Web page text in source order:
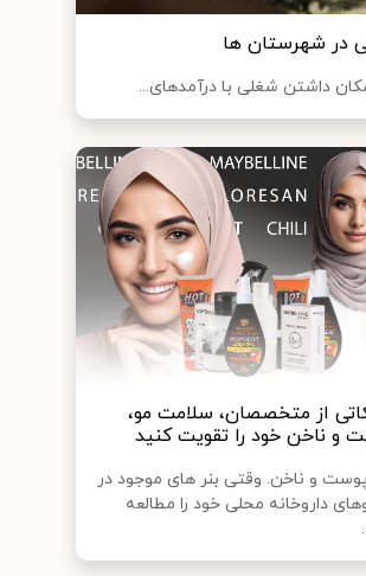
داشتن شغلی با درآمد‌های...
از متخصصان، سلامت مو،
و ناخن خود را تقویت کنید
و ناخن. وقتی بنر های موجود در
داروخانه محلی خود را مطالعه